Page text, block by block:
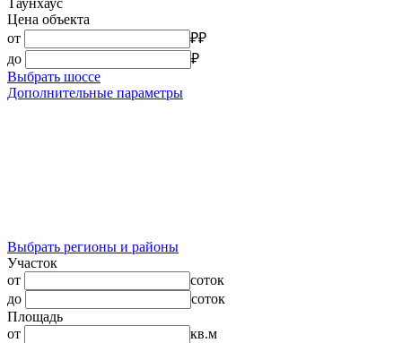
Таунхаус
Цена объекта
от
₽₽
до
₽
Выбрать шоссе
Дополнительные параметры
Выбрать регионы и районы
Участок
от
соток
до
соток
Площадь
от
кв.м